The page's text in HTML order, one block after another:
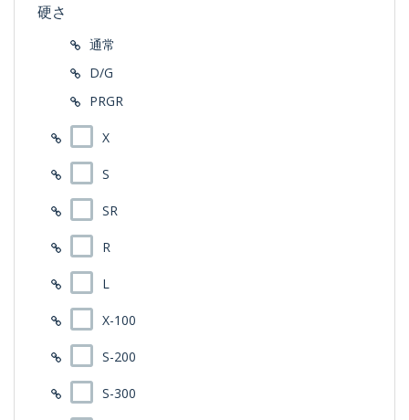
硬さ
通常
D/G
PRGR
X
S
SR
R
L
X-100
S-200
S-300